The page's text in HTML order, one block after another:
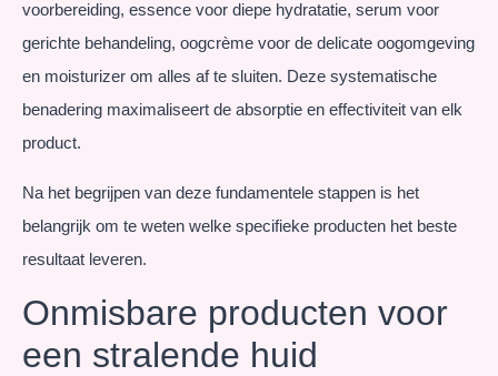
voorbereiding, essence voor diepe hydratatie, serum voor
gerichte behandeling, oogcrème voor de delicate oogomgeving
en moisturizer om alles af te sluiten. Deze systematische
benadering maximaliseert de absorptie en effectiviteit van elk
product.
Na het begrijpen van deze fundamentele stappen is het
belangrijk om te weten welke specifieke producten het beste
resultaat leveren.
Onmisbare producten voor
een stralende huid